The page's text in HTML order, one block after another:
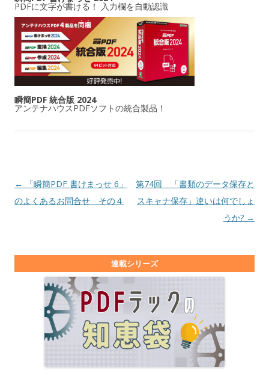
PDFに文字が書ける！ 入力欄を自動認識
瞬簡PDF 統合版 2024
アンテナハウスPDFソフトの統合製品！
投稿ナビゲーション
←
「瞬簡PDF 書けまっせ 6」
のよくあるお問合せ その４
第74回 「書類のデータ保存と
スキャナ保存」違いは何でしょ
うか? →
連載シリーズ